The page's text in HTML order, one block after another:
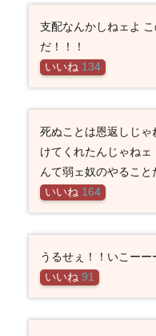
支配なんかしねェよ
だ！！！
いいね 134
死ぬことは恩返しじ
けてくれたんじゃね
んて弱ェ奴のやること
いいね 164
うるせぇ！！いこーー
いいね 91